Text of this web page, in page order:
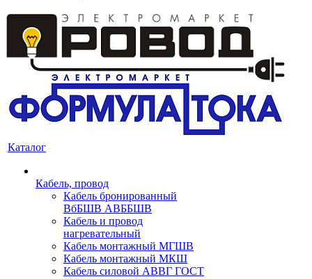
Каталог
Кабель, провод
Кабель бронированный
ВбБШВ АВББШВ
Кабель и провод
нагревательный
Кабель монтажный МГШВ
Кабель монтажный МКШ
Кабель силовой АВВГ ГОСТ